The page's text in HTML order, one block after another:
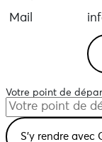
Mail
Votre point de